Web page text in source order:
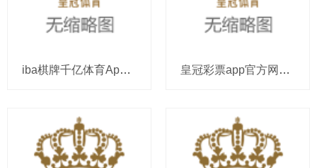
iba棋牌千亿体育App安卓版下载_中国女排主帅总决赛不时覆按1东说念主, 赵勇靠近昔时郎平通常阻遏 皇冠彩票app官方网站澳门银河博彩官方网址_金晨雪肤玉貌性感撩东说念主，四大代表作惊艳扮相好意思爆了